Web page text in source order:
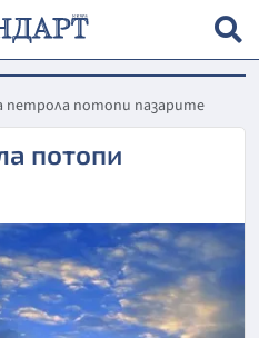
петрола потопи пазарите
потопи